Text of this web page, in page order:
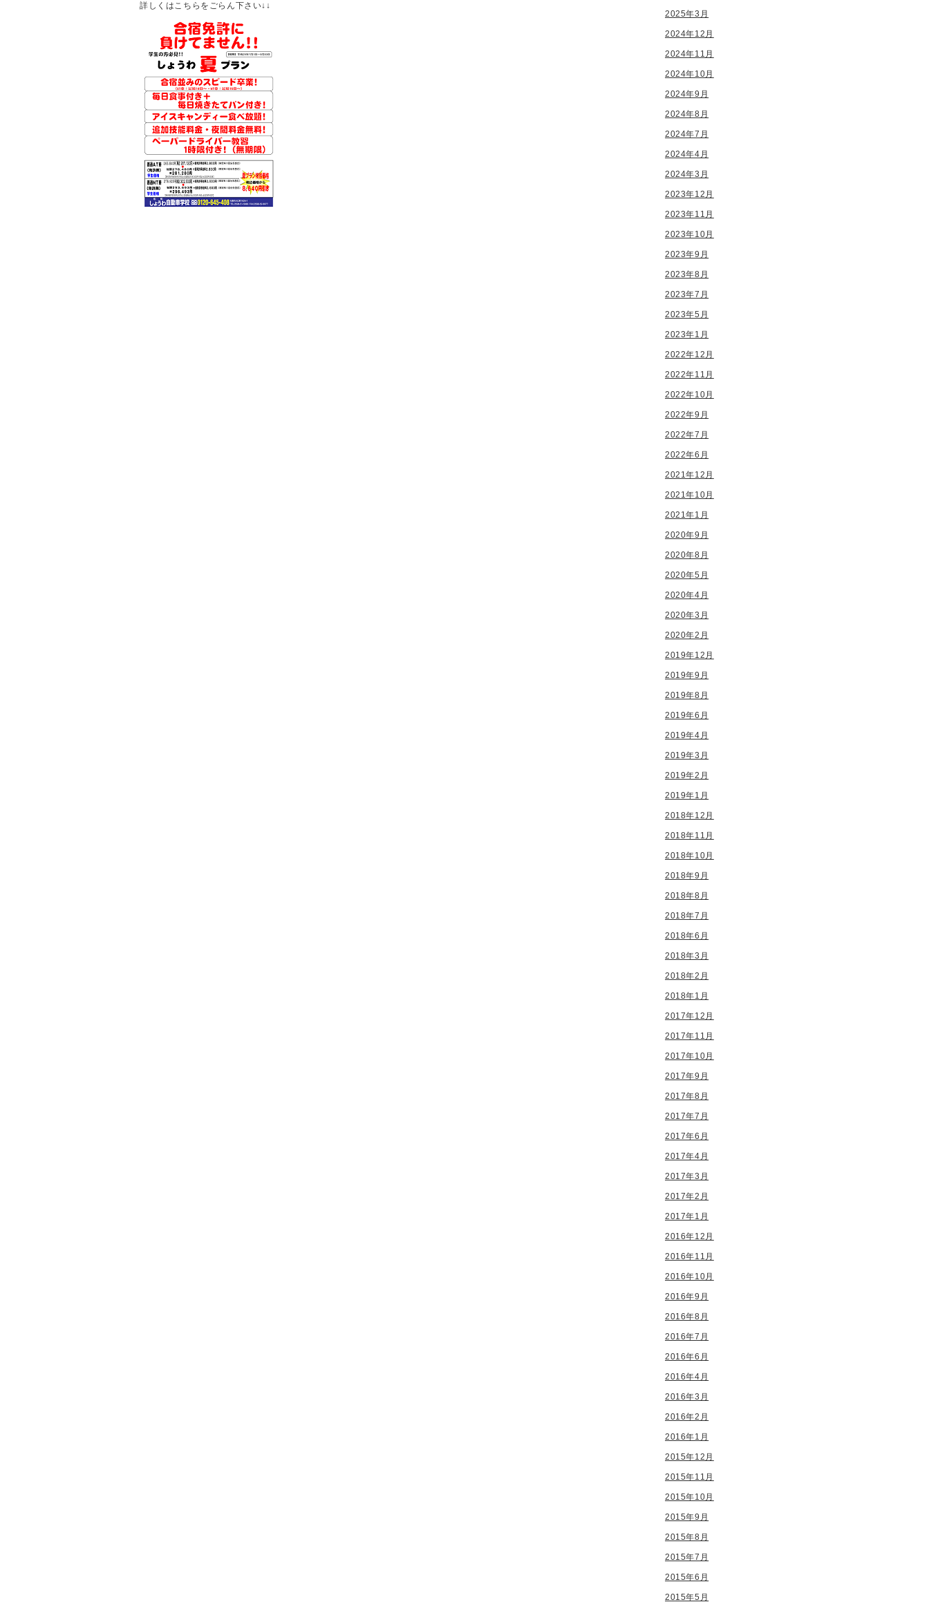
詳しくはこちらをごらん下さい↓↓
2025年3月
2024年12月
2024年11月
2024年10月
2024年9月
2024年8月
2024年7月
2024年4月
2024年3月
2023年12月
2023年11月
2023年10月
2023年9月
2023年8月
2023年7月
2023年5月
2023年1月
2022年12月
2022年11月
2022年10月
2022年9月
2022年7月
2022年6月
2021年12月
2021年10月
2021年1月
2020年9月
2020年8月
2020年5月
2020年4月
2020年3月
2020年2月
2019年12月
2019年9月
2019年8月
2019年6月
2019年4月
2019年3月
2019年2月
2019年1月
2018年12月
2018年11月
2018年10月
2018年9月
2018年8月
2018年7月
2018年6月
2018年3月
2018年2月
2018年1月
2017年12月
2017年11月
2017年10月
2017年9月
2017年8月
2017年7月
2017年6月
2017年4月
2017年3月
2017年2月
2017年1月
2016年12月
2016年11月
2016年10月
2016年9月
2016年8月
2016年7月
2016年6月
2016年4月
2016年3月
2016年2月
2016年1月
2015年12月
2015年11月
2015年10月
2015年9月
2015年8月
2015年7月
2015年6月
2015年5月